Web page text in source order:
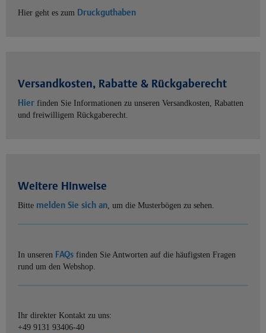
Hier geht es zum Druckguthaben
Versandkosten, Rabatte & Rückgaberecht
Hier finden Sie Informationen zu unseren Versandkosten, Rabatten
und freiwilligem Rückgaberecht.
Weitere Hinweise
Bitte melden Sie sich an, um die Musterbögen zu sehen.
In unseren FAQs finden Sie Antworten auf die häufigsten Fragen
rund um den Webshop.
Ihr direkter Kontakt zu uns:
+49 9131 93406-40